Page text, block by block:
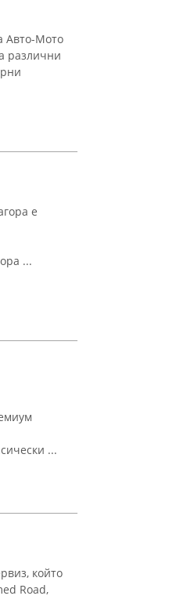
Авто-Мото
различни
е
...
...
който
Road,